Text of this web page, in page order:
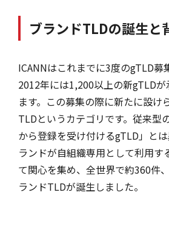
ブランドTLDの誕生と
ICANNはこれまでに3度のgTLD募
2012年には1,200以上の新gTLD
ます。この募集の際に新たに設け
TLDというカテゴリです。従来型
から登録を受け付けるgTLD」と
ランドが自組織専用として利用す
て関心を集め、全世界で約360件
ランドTLDが誕生しました。